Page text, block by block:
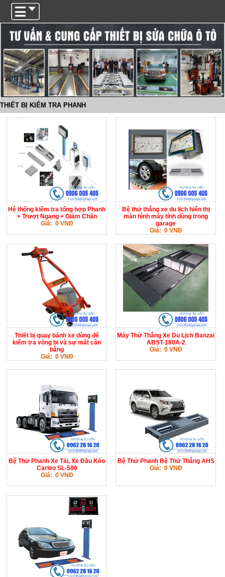
THIẾT BỊ KIỂM TRA PHANH
Hệ thống kiểm tra tổng hợp Phanh
+ Trượt Ngang + Giảm Chấn
Giá: 0 VNĐ
Bệ thử thắng xe du lịch hiển thị
màn hình máy tính dùng trong
garage
Giá: 0 VNĐ
Thiết bị quay bánh xe dùng để
kiểm tra vòng bi và sự mất cân
bằng
Giá: 0 VNĐ
Máy Thử Thắng Xe Du Lịch Banzai
ABST-180A-2
Giá: 0 VNĐ
Bệ Thử Phanh Xe Tải, Xe Đầu Kéo
Carleo SL-580
Giá: 0 VNĐ
Bệ Thử Phanh Bệ Thử Thắng AHS
Giá: 0 VNĐ